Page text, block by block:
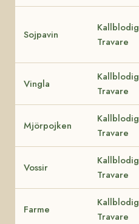
Sojpavin
Kallblodig
Travare
Vingla
Kallblodig
Travare
Mjörpojken
Kallblodig
Travare
Vossir
Kallblodig
Travare
Farme
Kallblodig
Travare